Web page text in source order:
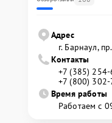
Адрес
г. Барнаул,
Контакты
+7 (385)
+7 (800)
Время работы
Работаем с